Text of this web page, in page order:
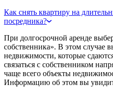
Как снять квартиру на
посредника?
При долгосрочной аренде
собственника». В этом случае
недвижимости, которые
связаться с собственником
чаще всего объекты
Информацию об этом вы